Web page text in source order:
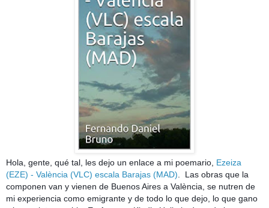
Hola, gente, qué tal, les dejo un enlace a mi poemario, Ezeiza
(EZE) - València (VLC) escala Barajas (MAD) .  Las obras que la
componen van y vienen de Buenos Aires a València, se nutren de
mi experiencia como emigrante y de todo lo que dejo, lo que gano